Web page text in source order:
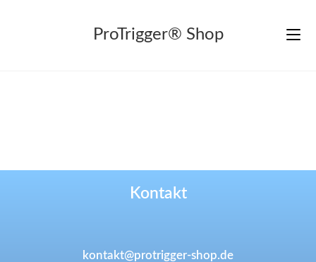
ProTrigger® Shop
Kontakt
kontakt@protrigger-shop.de